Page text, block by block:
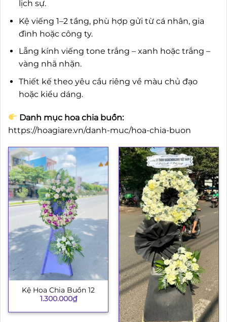
lịch sự.
Kệ viếng 1–2 tầng, phù hợp gửi từ cá nhân, gia
đình hoặc công ty.
Lẵng kính viếng tone trắng – xanh hoặc trắng –
vàng nhã nhặn.
Thiết kế theo yêu cầu riêng về màu chủ đạo
hoặc kiểu dáng.
Danh mục hoa chia buồn:
https://hoagiare.vn/danh-muc/hoa-chia-buon
Kệ Hoa Chia Buồn 12
1.300.000₫